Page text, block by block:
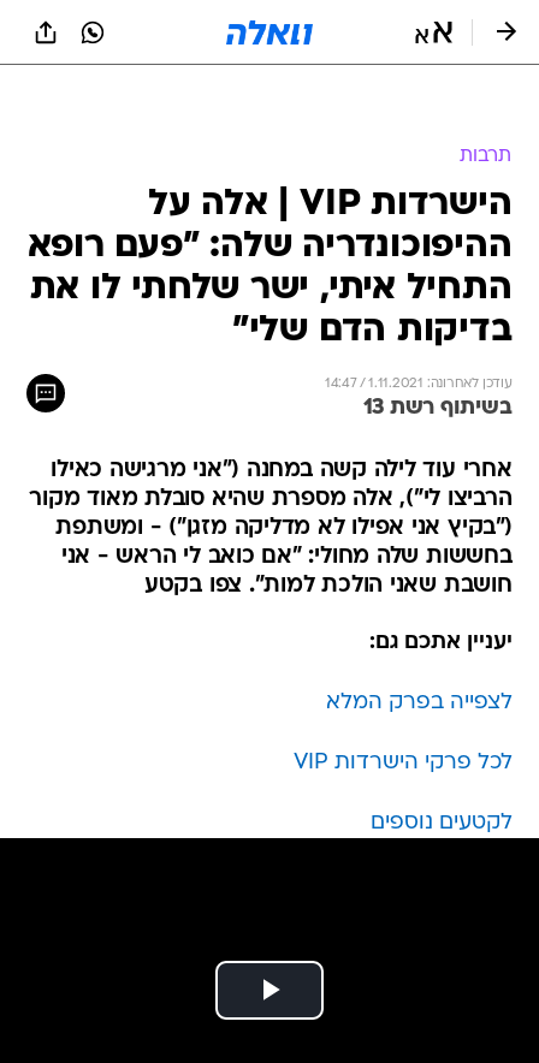
תרבות
הישרדות VIP | אלה על
ההיפוכונדריה שלה: "פעם רופא
התחיל איתי, ישר שלחתי לו את
בדיקות הדם שלי"
עודכן לאחרונה: 1.11.2021 / 14:47
בשיתוף רשת 13
אחרי עוד לילה קשה במחנה ("אני מרגישה כאילו
הרביצו לי"), אלה מספרת שהיא סובלת מאוד מקור
("בקיץ אני אפילו לא מדליקה מזגן") - ומשתפת
בחששות שלה מחולי: "אם כואב לי הראש - אני
חושבת שאני הולכת למות". צפו בקטע
יעניין אתכם גם:
לצפייה בפרק המלא
לכל פרקי הישרדות VIP
לקטעים נוספים